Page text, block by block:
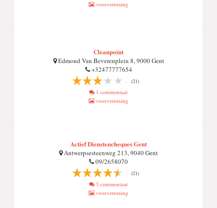
voorvertoning
Cleanpoint
Edmond Van Beverenplein 8, 9000 Gent
+32477777654
(21)
1 commentaar
voorvertoning
Actief Dienstencheques Gent
Antwerpsesteenweg 213, 9040 Gent
09/2658070
(21)
3 commentaar
voorvertoning